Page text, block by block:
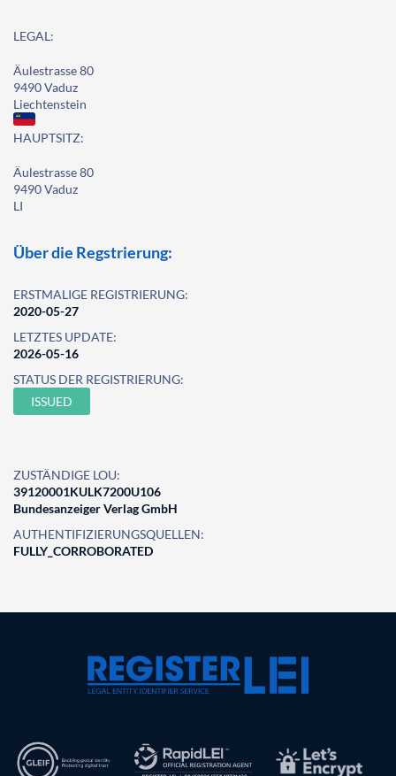
LEGAL:
Äulestrasse 80
9490 Vaduz
Liechtenstein
HAUPTSITZ:
Äulestrasse 80
9490 Vaduz
LI
Über die Regstrierung:
ERSTMALIGE REGISTRIERUNG:
2020-05-27
LETZTES UPDATE:
2026-05-16
STATUS DER REGISTRIERUNG:
ISSUED
ZUSTÄNDIGE LOU:
39120001KULK7200U106
Bundesanzeiger Verlag GmbH
AUTHENTIFIZIERUNGSQUELLEN:
FULLY_CORROBORATED